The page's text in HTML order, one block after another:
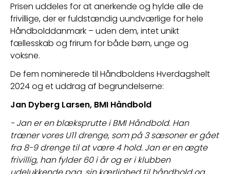
Prisen uddeles for at anerkende og hylde alle de
frivillige, der er fuldstændig uundværlige for hele
Håndbolddanmark – uden dem, intet unikt
fællesskab og frirum for både børn, unge og
voksne.
De fem nominerede til Håndboldens Hverdagshelt
2024 og et uddrag af begrundelserne:
Jan Dyberg Larsen, BMI Håndbold
- Jan er en blæksprutte i BMI Håndbold. Han
træner vores U11 drenge, som på 3 sæsoner er gået
fra 8-9 drenge til at være 4 hold. Jan er en ægte
frivillig, han fylder 60 i år og er i klubben